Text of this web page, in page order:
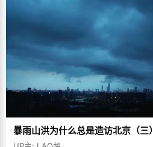
暴雨山洪为什么总是造访北京（三）